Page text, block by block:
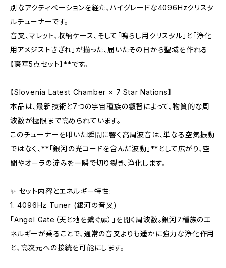
別なアクティベーションを経た、ハイグレードな4096Hzクリスタ
ルチューナーです。
音叉、マレット、収納ケース、そして「鳴らし用クリスタル」と「浄化
用アメジストさざれ」が揃った、届いたその日から聖域を作れる
【豪華5点セット】**です。
【Slovenia Latest Chamber × 7 Star Nations】
本品は、最新技術と7つの宇宙種族の叡智によって、物質的な周
波数が極限まで高められています。
このチューナーを叩いた瞬間に響く高周波音は、単なる空気振動
ではなく、**「銀河の光コードを含んだ波動」**として広がり、空
間やオーラの淀みを一瞬で切り裂き、浄化します。
✨ セット内容とエネルギー特性:
1. 4096Hz Tuner (銀河の音叉)
「Angel Gate（天と地を繋ぐ扉）」を開く周波数。銀河7種族のエ
ネルギーが乗ることで、通常の音叉よりも遥かに強力な浄化作用
と、高次元への接続を可能にします。